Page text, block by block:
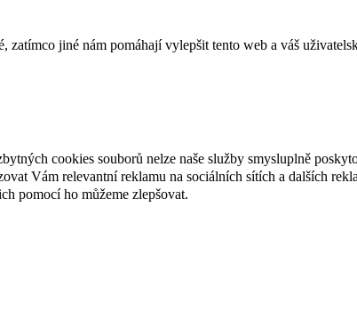
jiné nám pomáhají vylepšit tento web a váš
cookies souborů nelze naše služby smysluplně
Vám relevantní reklamu na sociálních sítích a dalších
pomocí ho můžeme zlepšovat.